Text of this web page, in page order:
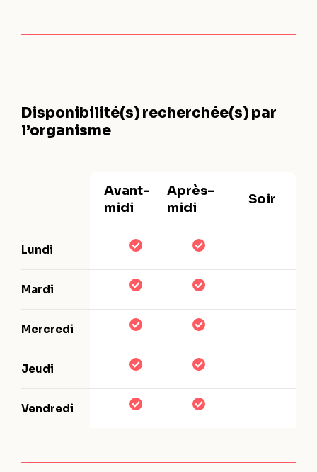
Disponibilité(s) recherchée(s) par
l’organisme
Avant-
midi
Après-
midi
Soir
Lundi
Mardi
Mercredi
Jeudi
Vendredi